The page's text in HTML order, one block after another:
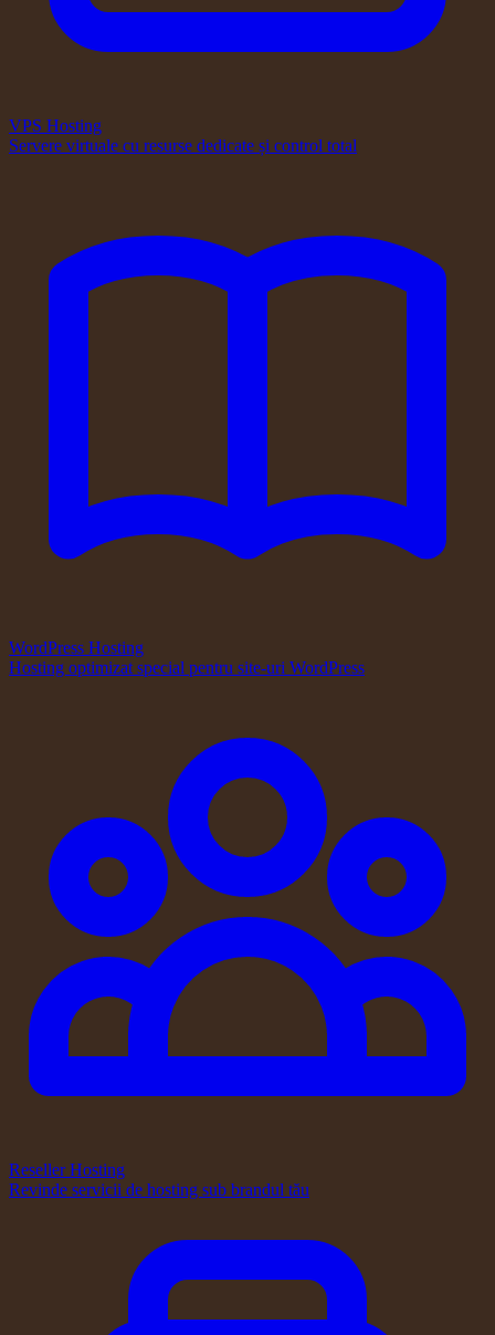
VPS Hosting
Servere virtuale cu resurse dedicate și control total
WordPress Hosting
Hosting optimizat special pentru site-uri WordPress
Reseller Hosting
Revinde servicii de hosting sub brandul tău